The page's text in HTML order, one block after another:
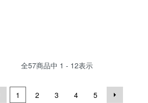
全57商品中 1 - 12表示
1 2 3 4 5